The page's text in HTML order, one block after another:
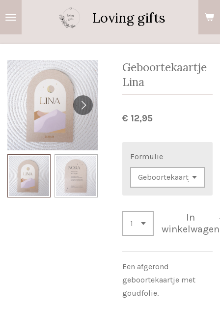
hoofdinhoud
Loving gifts
Geboortekaartje
Lina
€ 12,95
Formulie
In
winkelwagen
Een afgerond
geboortekaartje met
goudfolie.